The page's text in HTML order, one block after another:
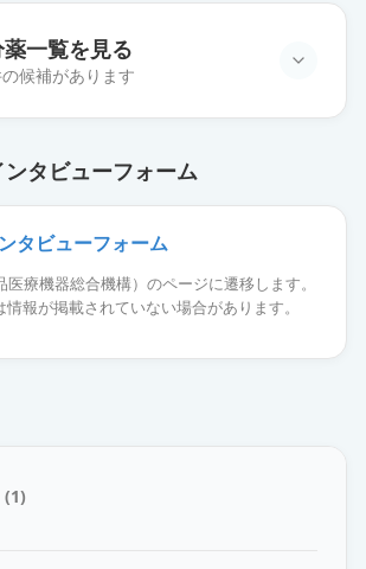
一覧を見る
候補があります
通常出荷
錠7.5mg「サワ
タビューフォーム
タビューフォーム
療機器総合機構）のページに遷移します。
報が掲載されていない場合があります。
(1)